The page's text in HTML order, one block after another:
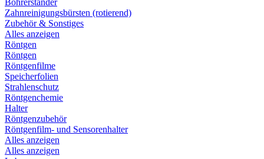
Bohrerständer
Zahnreinigungsbürsten (rotierend)
Zubehör & Sonstiges
Alles anzeigen
Röntgen
Röntgen
Röntgenfilme
Speicherfolien
Strahlenschutz
Röntgenchemie
Halter
Röntgenzubehör
Röntgenfilm- und Sensorenhalter
Alles anzeigen
Alles anzeigen